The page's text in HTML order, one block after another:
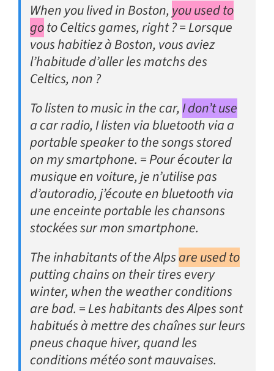
When you lived in Boston,you used to
goto Celtics games, right ? = Lorsque
vous habitiez à Boston, vous aviez
l’habitude d’aller les matchs des
Celtics, non ?
To listen to music in the car,I don’t use
a car radio, I listen via bluetooth via a
portable speaker to the songs stored
on my smartphone. = Pour écouter la
musique en voiture, je n’utilise pas
d’autoradio, j’écoute en bluetooth via
une enceinte portable les chansons
stockées sur mon smartphone.
The inhabitants of the Alpsare used to
putting chains on their tires every
winter, when the weather conditions
are bad. = Les habitants des Alpes sont
habitués à mettre des chaînes sur leurs
pneus chaque hiver, quand les
conditions météo sont mauvaises.